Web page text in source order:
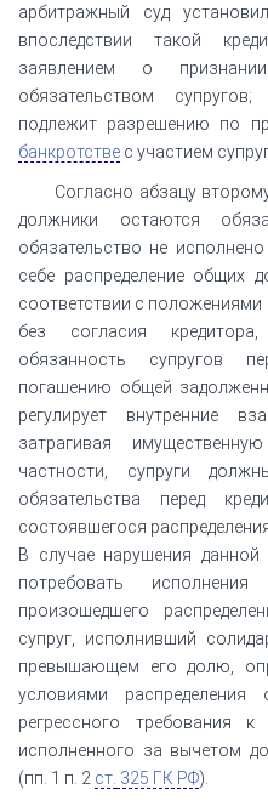
арбитражный суд
впоследствии такой
заявлением о
обязательством
подлежит разрешению по
банкротстве с участием
Согласно абзацу
должники остаются
обязательство не
себе распределение общих
соответствии с положениями
без согласия
обязанность супругов
погашению общей
регулирует внутренние
затрагивая
частности, супруги
обязательства перед
состоявшегося
В случае нарушения данной
потребовать
произошедшего
супруг, исполнивший
превышающем его долю,
условиями
регрессного требования
исполненного за вычетом
(пп. 1 п. 2 ст. 325 ГК РФ).